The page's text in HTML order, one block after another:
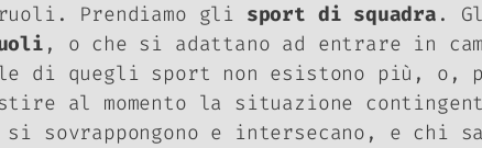
Prendiamo gli sport di squadra .
, o che si adattano ad entrare in
di quegli sport non esistono più, o,
al momento la situazione
sovrappongono e intersecano, e